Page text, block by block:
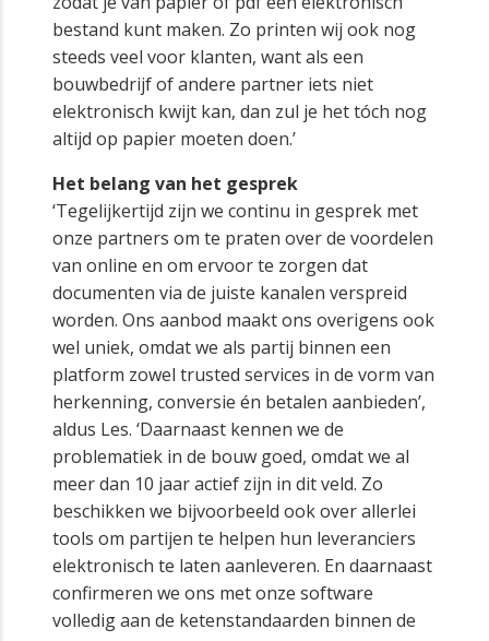
bestand kunt maken. Zo printen wij ook nog
steeds veel voor klanten, want als een
bouwbedrijf of andere partner iets niet
elektronisch kwijt kan, dan zul je het tóch nog
altijd op papier moeten doen.’
Het belang van het gesprek
‘Tegelijkertijd zijn we continu in gesprek met
onze partners om te praten over de voordelen
van online en om ervoor te zorgen dat
documenten via de juiste kanalen verspreid
worden. Ons aanbod maakt ons overigens ook
wel uniek, omdat we als partij binnen een
platform zowel trusted services in de vorm van
herkenning, conversie én betalen aanbieden’,
aldus Les. ‘Daarnaast kennen we de
problematiek in de bouw goed, omdat we al
meer dan 10 jaar actief zijn in dit veld. Zo
beschikken we bijvoorbeeld ook over allerlei
tools om partijen te helpen hun leveranciers
elektronisch te laten aanleveren. En daarnaast
confirmeren we ons met onze software
volledig aan de ketenstandaarden binnen de